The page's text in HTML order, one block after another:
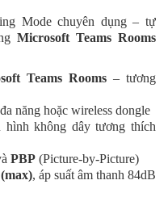
Mode chuyên dụng – tự
Microsoft Teams Rooms
Teams Rooms – tương
năng hoặc wireless dongle
hình không dây tương thích
PBP (Picture-by-Picture)
, áp suất âm thanh 84dB